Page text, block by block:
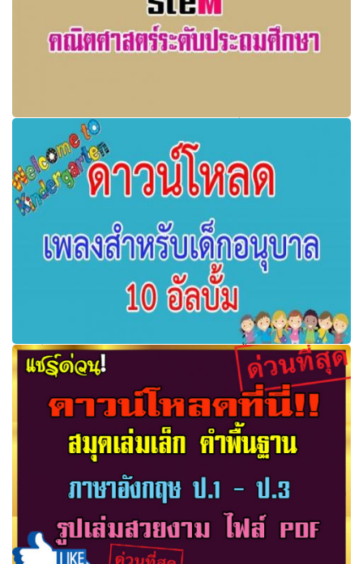
การออกแบบกิจกรรม STEM คณิตศาสตร์ระดับประถมศึกษา
(ตัวอย่าง)
ดาวน์โหลดเพลงสำหรับเด็กอนุบาล 10 อัลบั้ม ชุด กายบริหาร